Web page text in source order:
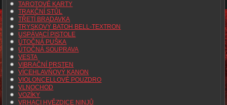
TAROTOVÉ KARTY
TRAKČNÍ STŮL
TŘETÍ BRADAVKA
TRYSKOVÝ BATOH BELL-TEXTRON
USPÁVACÍ PISTOLE
ÚTOČNÁ PUŠKA
ÚTOČNÁ SOUPRAVA
VESTA
VIBRAČNÍ PRSTEN
VÍCEHLAVŇOVÝ KANON
VIOLONCELLOVÉ POUZDRO
VLNOCHOD
VOZÍKY
VRHACI HVĚZDICE NINJŮ